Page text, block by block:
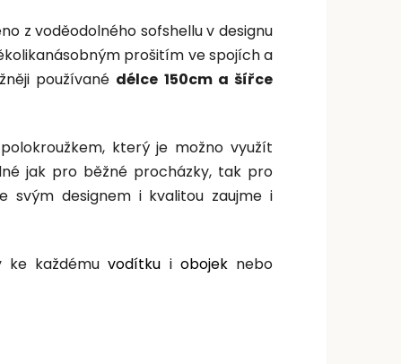
z voděodolného sofshellu v designu
prošitím ve spojích a
používané délce 150cm a šířce
který je možno využít
jak pro běžné procházky, tak pro
svým designem i kvalitou zaujme i
ke každémuvodítku i obojek nebo